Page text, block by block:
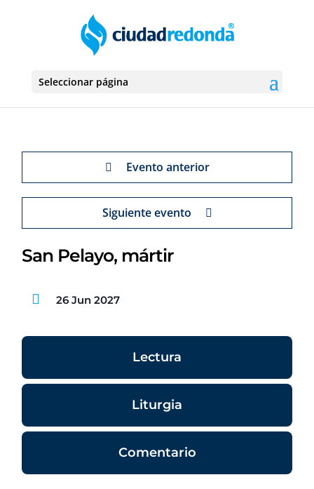
Seleccionar página
Evento anterior
Siguiente evento
San Pelayo, mártir
26 Jun 2027
Lectura
Liturgia
Comentario